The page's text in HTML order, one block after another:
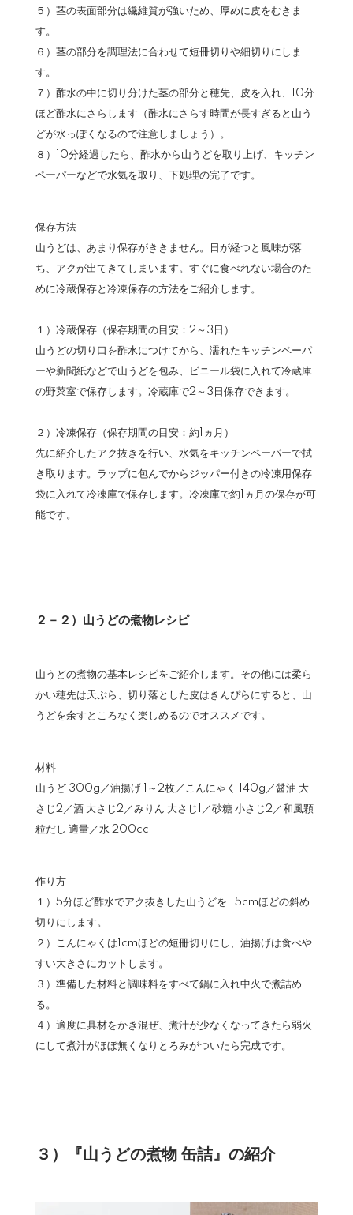
５）茎の表面部分は繊維質が強いため、厚めに皮をむきま
す。
６）茎の部分を調理法に合わせて短冊切りや細切りにしま
す。
７）酢水の中に切り分けた茎の部分と穂先、皮を入れ、10分
ほど酢水にさらします（酢水にさらす時間が長すぎると山う
どが水っぽくなるので注意しましょう）。
８）10分経過したら、酢水から山うどを取り上げ、キッチン
ペーパーなどで水気を取り、下処理の完了です。
保存方法
山うどは、あまり保存がききません。日が経つと風味が落
ち、アクが出てきてしまいます。すぐに食べれない場合のた
めに冷蔵保存と冷凍保存の方法をご紹介します。
１）冷蔵保存（保存期間の目安：2～3日）
山うどの切り口を酢水につけてから、濡れたキッチンペーパ
ーや新聞紙などで山うどを包み、ビニール袋に入れて冷蔵庫
の野菜室で保存します。冷蔵庫で2～3日保存できます。
２）冷凍保存（保存期間の目安：約1ヵ月）
先に紹介したアク抜きを行い、水気をキッチンペーパーで拭
き取ります。ラップに包んでからジッパー付きの冷凍用保存
袋に入れて冷凍庫で保存します。冷凍庫で約1ヵ月の保存が可
能です。
２－２）山うどの煮物レシピ
山うどの煮物の基本レシピをご紹介します。その他には柔ら
かい穂先は天ぷら、切り落とした皮はきんぴらにすると、山
うどを余すところなく楽しめるのでオススメです。
材料
山うど 300g／油揚げ 1～2枚／こんにゃく 140g／醤油 大
さじ2／酒 大さじ2／みりん 大さじ1／砂糖 小さじ2／和風顆
粒だし 適量／水 200cc
作り方
１）5分ほど酢水でアク抜きした山うどを1.5cmほどの斜め
切りにします。
２）こんにゃくは1cmほどの短冊切りにし、油揚げは食べや
すい大きさにカットします。
３）準備した材料と調味料をすべて鍋に入れ中火で煮詰め
る。
４）適度に具材をかき混ぜ、煮汁が少なくなってきたら弱火
にして煮汁がほぼ無くなりとろみがついたら完成です。
３）『山うどの煮物 缶詰』の紹介